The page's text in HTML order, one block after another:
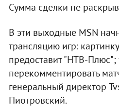
Сумма сделки не
В эти выходные MSN
трансляцию игр:
предоставит "НТВ-Плюс";
перекомментировать
генеральный директор
Пиотровский.